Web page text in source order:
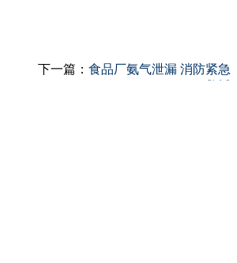
下一篇： 食品厂氨气泄漏 消防紧急